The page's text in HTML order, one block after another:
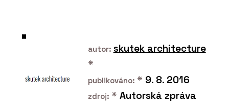
autor: skutek architecture
*
publikováno: * 9. 8. 2016
zdroj: * Autorská zpráva